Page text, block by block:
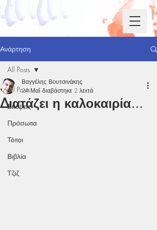
Ανάρτηση
All Posts
Σκέψεις
Πρόσωπα
Τόποι
Βιβλία
Τζιζ
All Posts
Διατάζει η καλοκαιρία...
Βαγγέλης Βουτσινάκης
24 Μαΐ διαβάστηκε 2 λεπτά